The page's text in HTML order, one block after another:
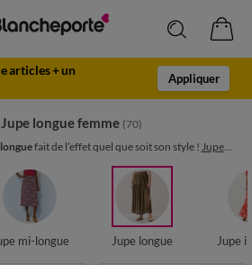
articles + un
Appliquer
Jupe longue femme (70)
fait de l’effet quel que soit son style ! Jupe...
mi-longue Jupe longue Jupe